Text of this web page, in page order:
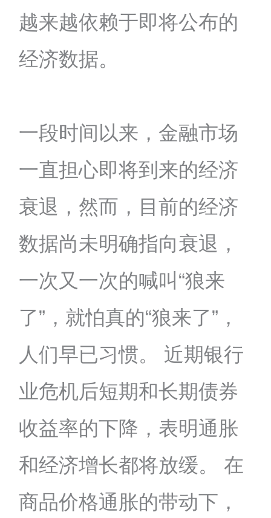
越来越依赖于即将公布的
经济数据。
一段时间以来，金融市场
一直担心即将到来的经济
衰退，然而，目前的经济
数据尚未明确指向衰退，
一次又一次的喊叫“狼来
了”，就怕真的“狼来了”，
人们早已习惯。 近期银行
业危机后短期和长期债券
收益率的下降，表明通胀
和经济增长都将放缓。 在
商品价格通胀的带动下，